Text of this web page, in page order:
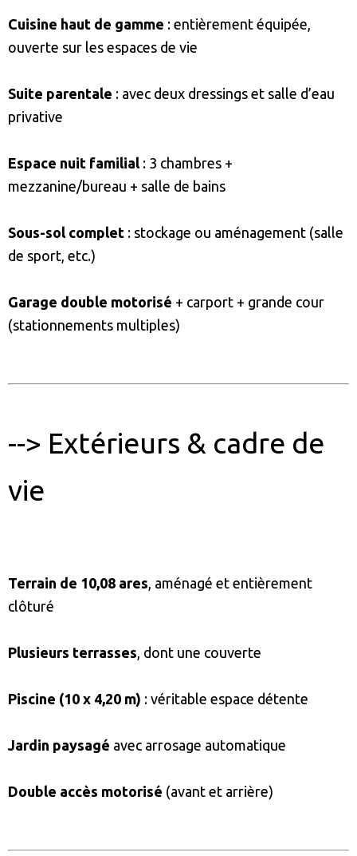
Cuisine haut de gamme : entièrement équipée,
ouverte sur les espaces de vie
Suite parentale : avec deux dressings et salle d’eau
privative
Espace nuit familial : 3 chambres +
mezzanine/bureau + salle de bains
Sous-sol complet : stockage ou aménagement (salle
de sport, etc.)
Garage double motorisé + carport + grande cour
(stationnements multiples)
--> Extérieurs & cadre de
vie
Terrain de 10,08 ares , aménagé et entièrement
clôturé
Plusieurs terrasses , dont une couverte
Piscine (10 x 4,20 m) : véritable espace détente
Jardin paysagé avec arrosage automatique
Double accès motorisé (avant et arrière)